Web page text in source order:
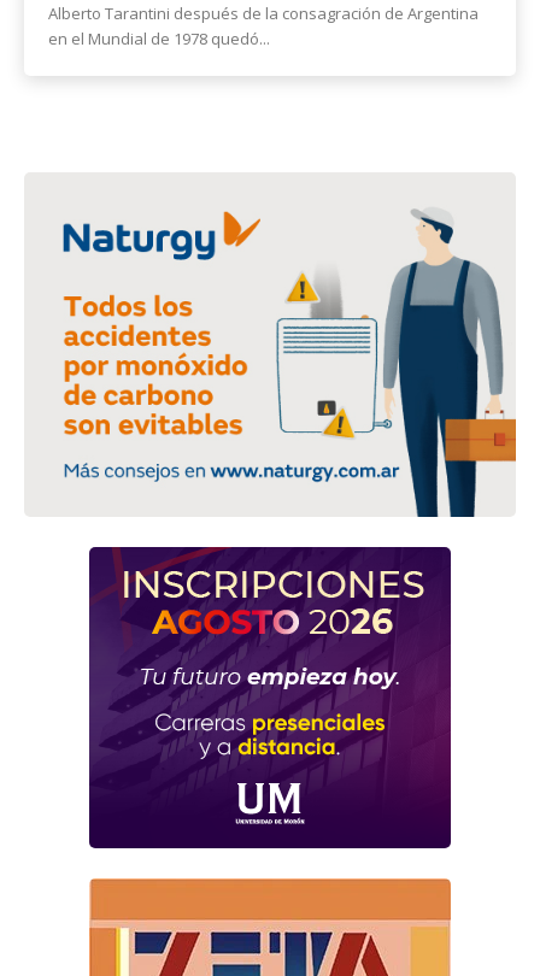
Alberto Tarantini después de la consagración de Argentina
en el Mundial de 1978 quedó...